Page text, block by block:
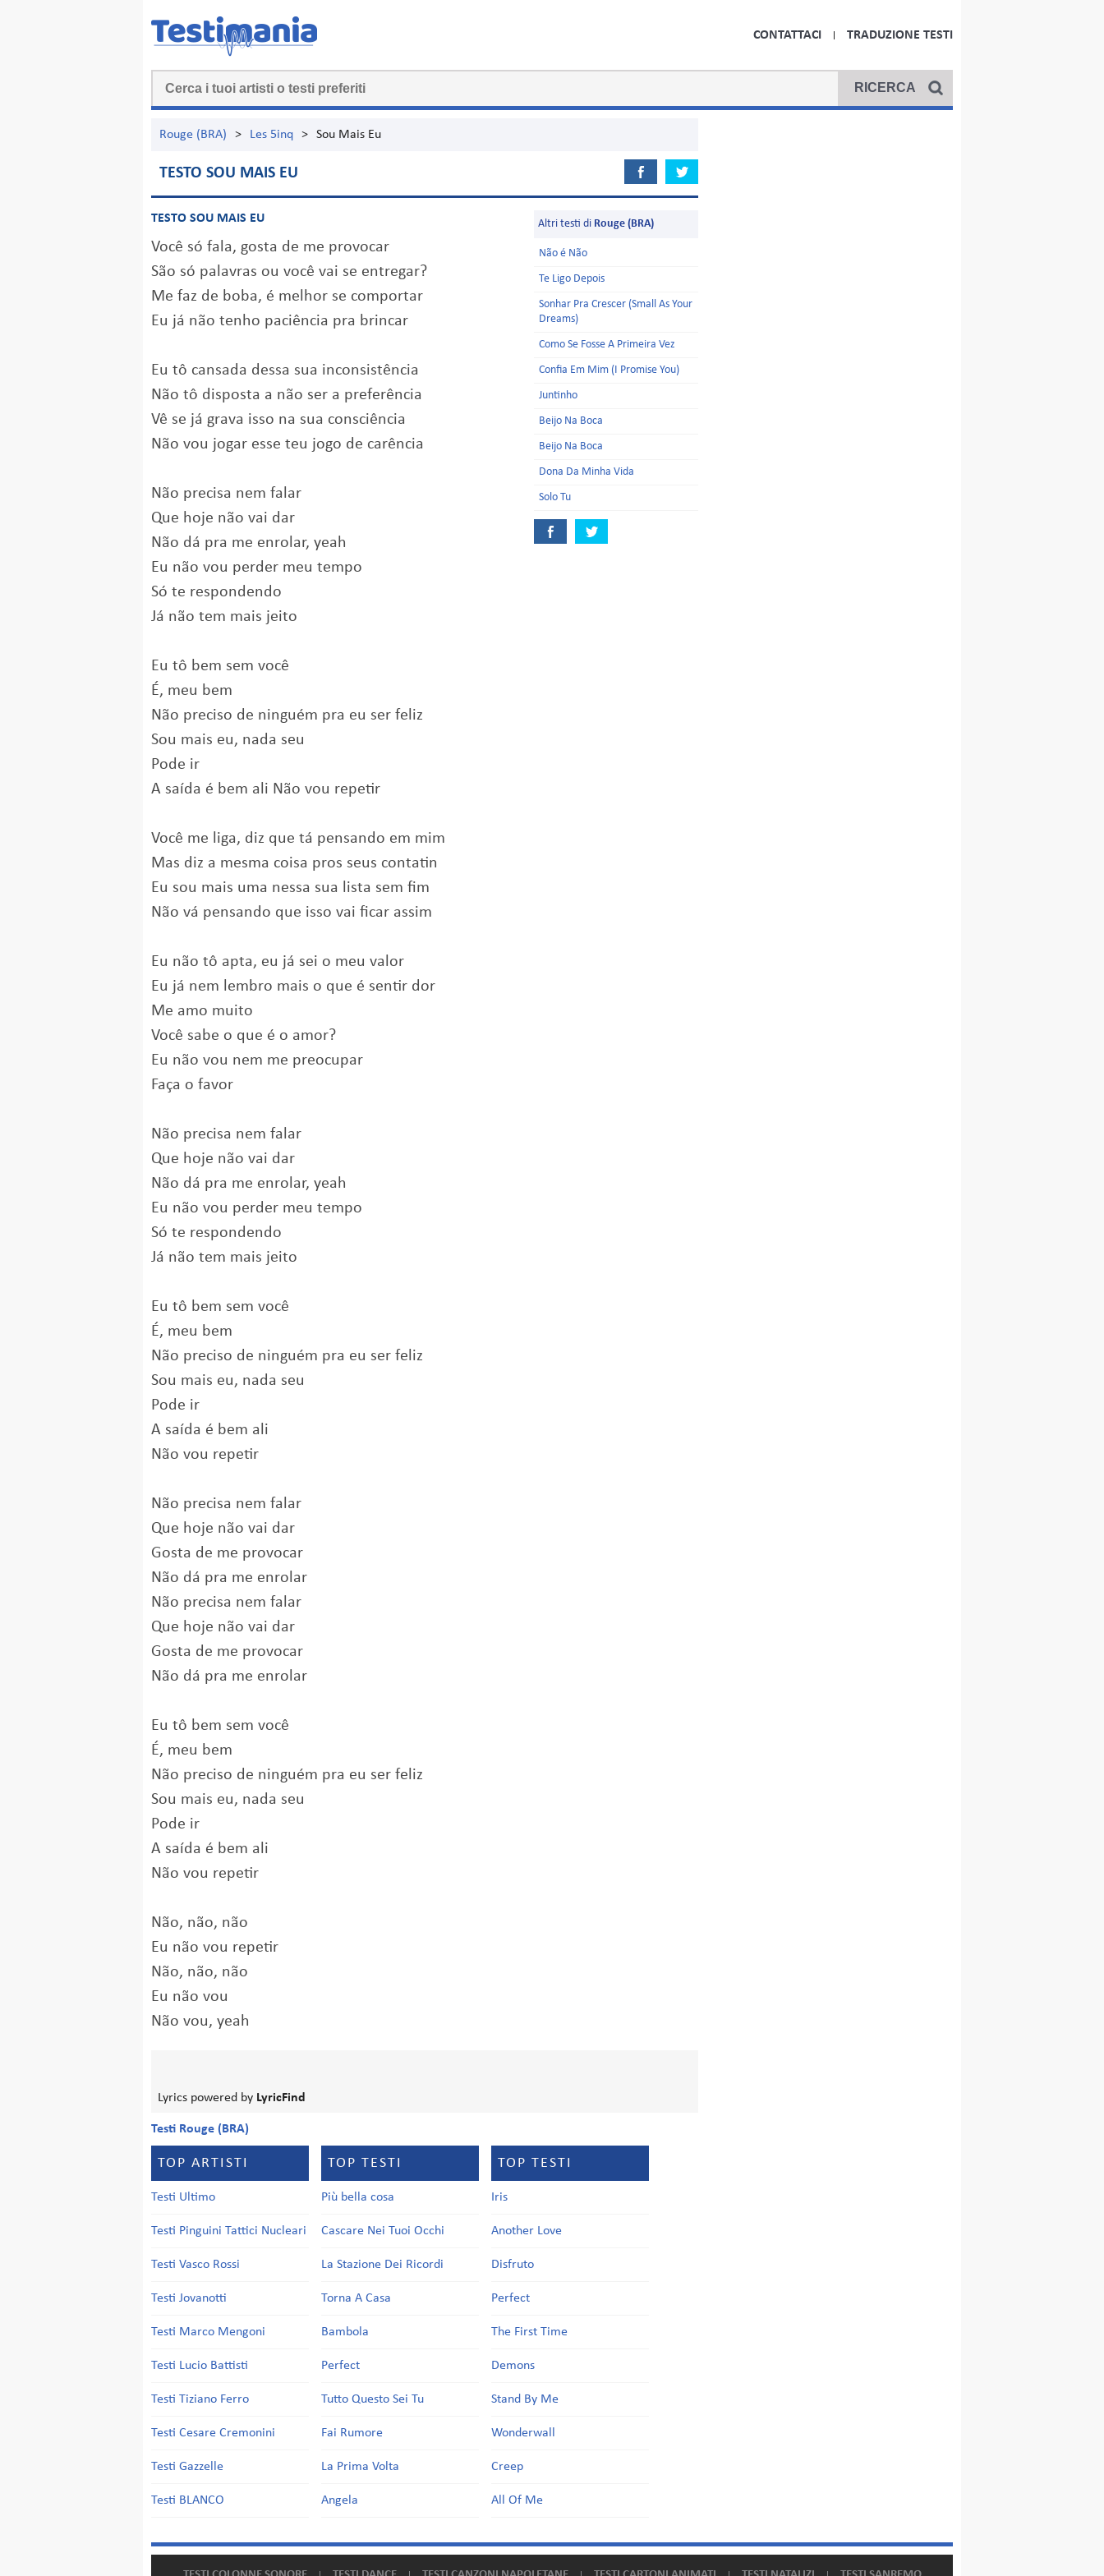
CONTATTACI TRADUZIONE TESTI
Rouge (BRA) > Les 5inq > Sou Mais Eu
TESTO SOU MAIS EU
TESTO SOU MAIS EU
Você só fala, gosta de me provocar
São só palavras ou você vai se entregar?
Me faz de boba, é melhor se comportar
Eu já não tenho paciência pra brincar
Eu tô cansada dessa sua inconsistência
Não tô disposta a não ser a preferência
Vê se já grava isso na sua consciência
Não vou jogar esse teu jogo de carência
Não precisa nem falar
Que hoje não vai dar
Não dá pra me enrolar, yeah
Eu não vou perder meu tempo
Só te respondendo
Já não tem mais jeito
Eu tô bem sem você
É, meu bem
Não preciso de ninguém pra eu ser feliz
Sou mais eu, nada seu
Pode ir
A saída é bem ali Não vou repetir
Você me liga, diz que tá pensando em mim
Mas diz a mesma coisa pros seus contatin
Eu sou mais uma nessa sua lista sem fim
Não vá pensando que isso vai ficar assim
Eu não tô apta, eu já sei o meu valor
Eu já nem lembro mais o que é sentir dor
Me amo muito
Você sabe o que é o amor?
Eu não vou nem me preocupar
Faça o favor
Não precisa nem falar
Que hoje não vai dar
Não dá pra me enrolar, yeah
Eu não vou perder meu tempo
Só te respondendo
Já não tem mais jeito
Eu tô bem sem você
É, meu bem
Não preciso de ninguém pra eu ser feliz
Sou mais eu, nada seu
Pode ir
A saída é bem ali
Não vou repetir
Não precisa nem falar
Que hoje não vai dar
Gosta de me provocar
Não dá pra me enrolar
Não precisa nem falar
Que hoje não vai dar
Gosta de me provocar
Não dá pra me enrolar
Eu tô bem sem você
É, meu bem
Não preciso de ninguém pra eu ser feliz
Sou mais eu, nada seu
Pode ir
A saída é bem ali
Não vou repetir
Não, não, não
Eu não vou repetir
Não, não, não
Eu não vou
Não vou, yeah
Altri testi di Rouge (BRA)
Não é Não
Te Ligo Depois
Sonhar Pra Crescer (Small As Your
Dreams)
Como Se Fosse A Primeira Vez
Confia Em Mim (I Promise You)
Juntinho
Beijo Na Boca
Beijo Na Boca
Dona Da Minha Vida
Solo Tu
Lyrics powered by LyricFind
Testi Rouge (BRA)
TOP ARTISTI
Testi Ultimo
Testi Pinguini Tattici Nucleari
Testi Vasco Rossi
Testi Jovanotti
Testi Marco Mengoni
Testi Lucio Battisti
Testi Tiziano Ferro
Testi Cesare Cremonini
Testi Gazzelle
Testi BLANCO
TOP TESTI
Più bella cosa
Cascare Nei Tuoi Occhi
La Stazione Dei Ricordi
Torna A Casa
Bambola
Perfect
Tutto Questo Sei Tu
Fai Rumore
La Prima Volta
Angela
TOP TESTI
Iris
Another Love
Disfruto
Perfect
The First Time
Demons
Stand By Me
Wonderwall
Creep
All Of Me